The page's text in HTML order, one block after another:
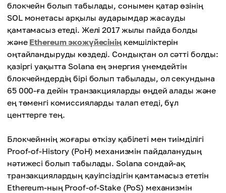
блокчейн болып табылады, сонымен қатар өзінің
SOL монетасы арқылы аударымдар жасауды
қамтамасыз етеді. Желі 2017 жылы пайда болды
және Ethereum экожүйесініңкемшіліктерін
оңтайландыруды көздеді. Сондықтан ол сәтті болды:
қазіргі уақытта Solana ең энергия үнемдейтін
блокчейндердің бірі болып табылады, ол секундына
65 000-ға дейін транзакцияларды өңдей алады және
ең төменгі комиссияларды талап етеді, бұл
центтерге тең.
Блокчейннің жоғары өткізу қабілеті мен тиімділігі
Proof-of-History (PoH) механизмін пайдаланудың
нәтижесі болып табылады. Solana сондай-ақ
транзакциялардың қауіпсіздігін қамтамасыз ететін
Ethereum-ның Proof-of-Stake (PoS) механизмін